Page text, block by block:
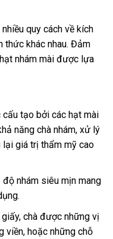
quy cách về kích
thức khác nhau. Đảm
nhám mài được lựa
tạo bởi các hạt mài
năng chà nhám, xử lý
giá trị thẩm mỹ cao
độ nhám siêu mịn mang
chà được những vị
viền, hoặc những chỗ